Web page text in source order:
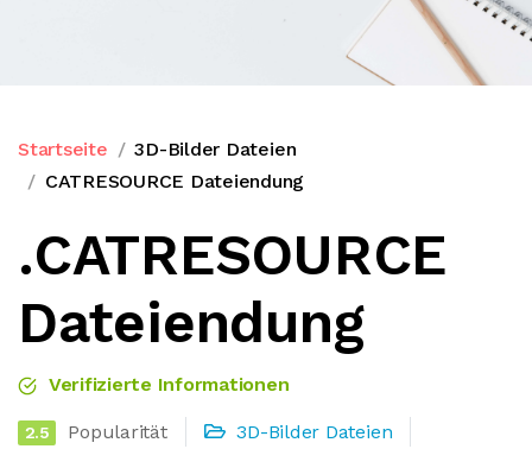
Startseite
3D-Bilder Dateien
CATRESOURCE Dateiendung
.CATRESOURCE
Dateiendung
Verifizierte Informationen
2.5 Popularität 3D-Bilder Dateien